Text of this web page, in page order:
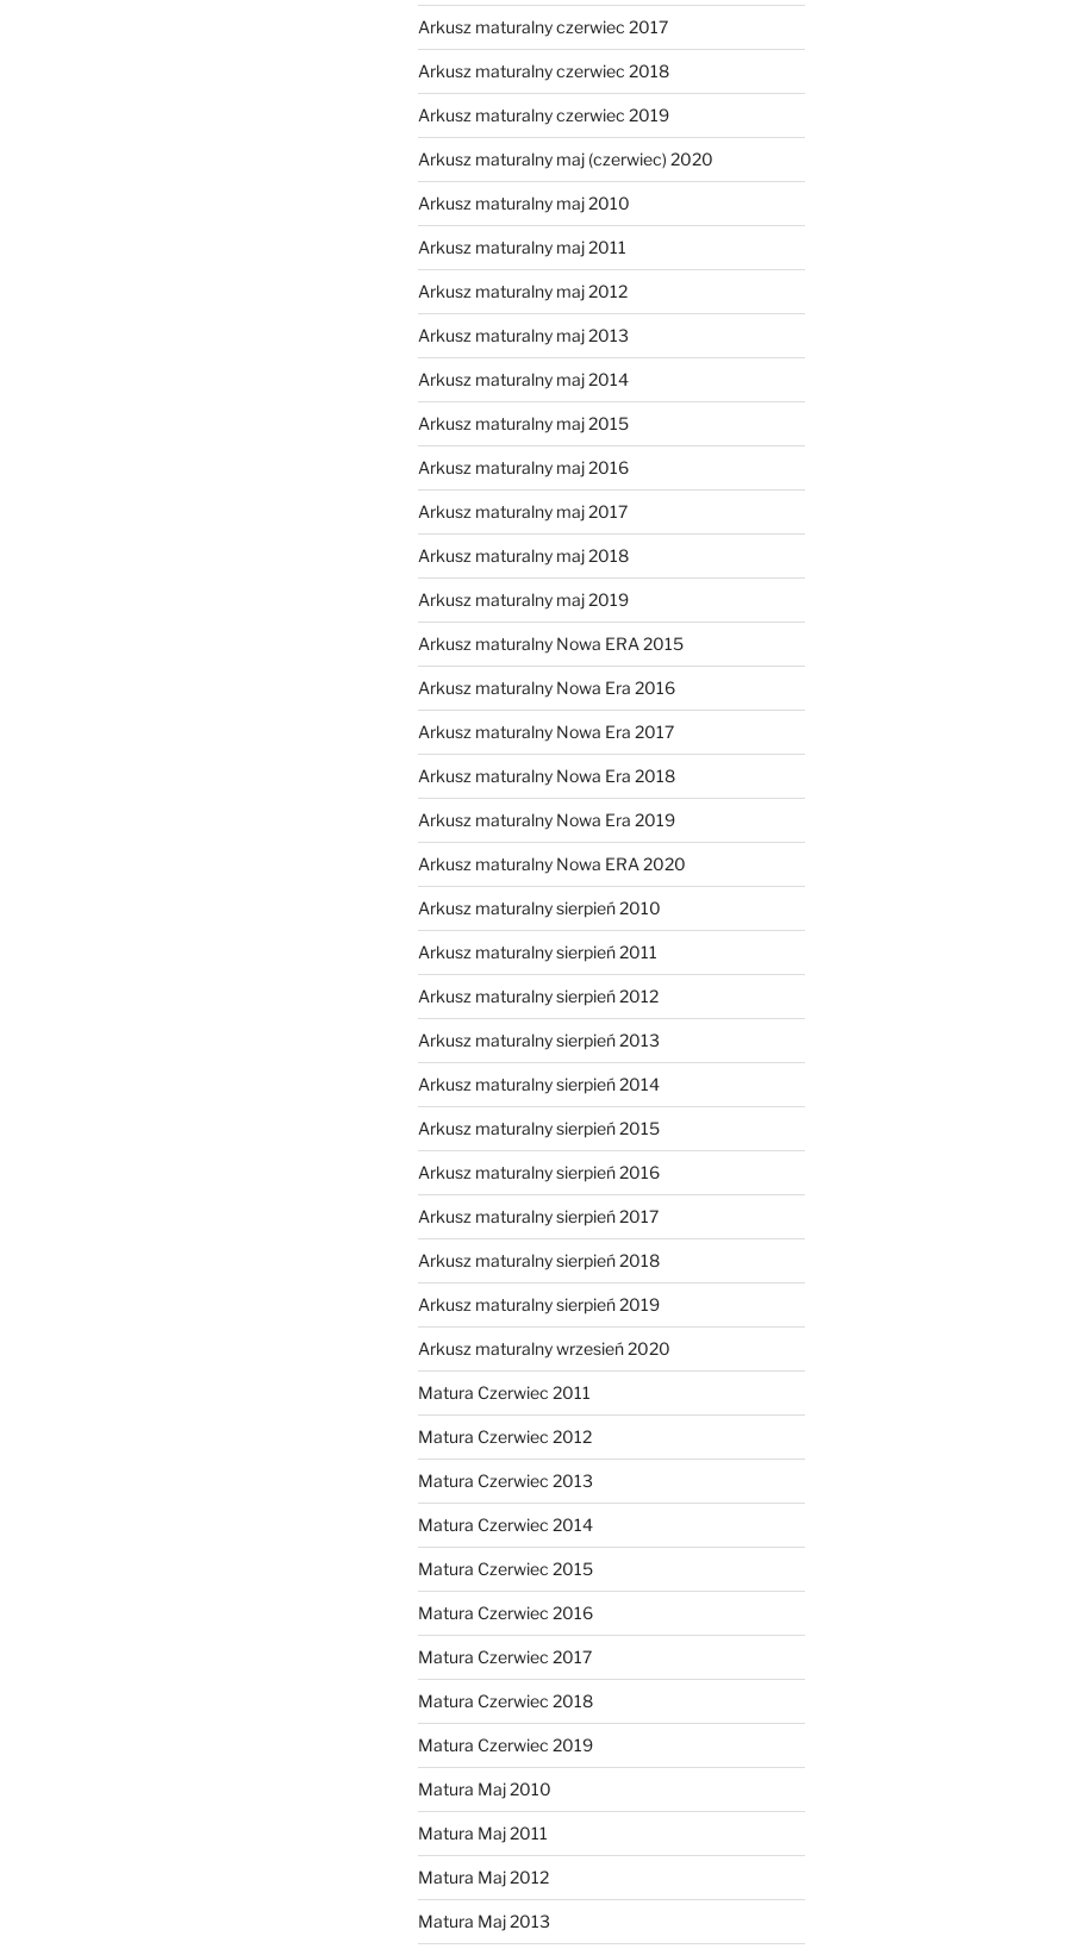
Arkusz maturalny czerwiec 2017
Arkusz maturalny czerwiec 2018
Arkusz maturalny czerwiec 2019
Arkusz maturalny maj (czerwiec) 2020
Arkusz maturalny maj 2010
Arkusz maturalny maj 2011
Arkusz maturalny maj 2012
Arkusz maturalny maj 2013
Arkusz maturalny maj 2014
Arkusz maturalny maj 2015
Arkusz maturalny maj 2016
Arkusz maturalny maj 2017
Arkusz maturalny maj 2018
Arkusz maturalny maj 2019
Arkusz maturalny Nowa ERA 2015
Arkusz maturalny Nowa Era 2016
Arkusz maturalny Nowa Era 2017
Arkusz maturalny Nowa Era 2018
Arkusz maturalny Nowa Era 2019
Arkusz maturalny Nowa ERA 2020
Arkusz maturalny sierpień 2010
Arkusz maturalny sierpień 2011
Arkusz maturalny sierpień 2012
Arkusz maturalny sierpień 2013
Arkusz maturalny sierpień 2014
Arkusz maturalny sierpień 2015
Arkusz maturalny sierpień 2016
Arkusz maturalny sierpień 2017
Arkusz maturalny sierpień 2018
Arkusz maturalny sierpień 2019
Arkusz maturalny wrzesień 2020
Matura Czerwiec 2011
Matura Czerwiec 2012
Matura Czerwiec 2013
Matura Czerwiec 2014
Matura Czerwiec 2015
Matura Czerwiec 2016
Matura Czerwiec 2017
Matura Czerwiec 2018
Matura Czerwiec 2019
Matura Maj 2010
Matura Maj 2011
Matura Maj 2012
Matura Maj 2013